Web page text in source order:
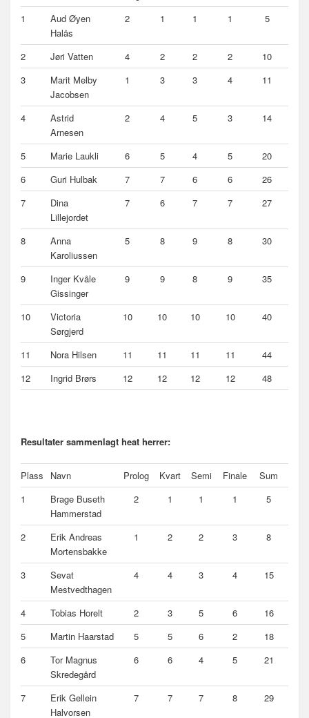
1
Aud Øyen
Halås
2 1 1 1 5
2 Jøri Vatten 4 2 2 2
10
3
Marit Melby
Jacobsen
1 3 3 4 11
4
Astrid
Arnesen
2 4 5 3 14
5 Marie Laukli 6 5 4 5
20
6
Guri Hulbak 7 7 6 6
26
7
Dina
Lillejordet
7 6 7 7 27
8
Anna
Karoliussen
5 8 9 8 30
9
Inger Kvåle
Gissinger
9 9 8 9 35
10
Victoria
Sørgjerd
10 10 10 10 40
11 Nora Hilsen 11 11 11 11
44
12
Ingrid Brørs 12 12 12 12 48
Resultater sammenlagt heat herrer:
Plass Navn Prolog Kvart Semi Finale
Sum
1
Brage Buseth
Hammerstad
2 1 1 1 5
2
Erik Andreas
Mortensbakke
1 2 2 3 8
3
Sevat
Mestvedthagen
4 4 3 4 15
4 Tobias Horelt 2 3 5 6
16
5
Martin Haarstad 5 5 6 2
18
6
Tor Magnus
Skredegård
6 6 4 5 21
7
Erik Gellein
Halvorsen
7 7 7 8 29